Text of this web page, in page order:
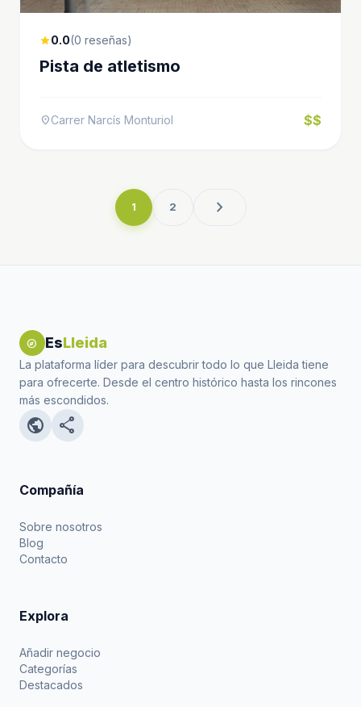
star0.0(0 reseñas)
Pista de atletismo
location_onCarrer Narcís Monturiol $$
1 2 chevron_right
explore EsLleida
La plataforma líder para descubrir todo lo que Lleida tiene
para ofrecerte. Desde el centro histórico hasta los rincones
más escondidos.
public share
Compañía
Sobre nosotros
Blog
Contacto
Explora
Añadir negocio
Categorías
Destacados